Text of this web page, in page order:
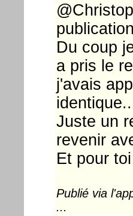
Du coup
a pris le
j'avais
Juste un
revenir
Et pour
Publié via
...